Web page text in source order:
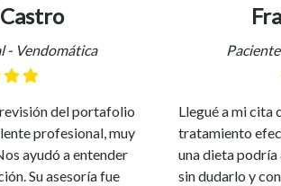
- Vendomática
del portafolio
profesional, muy
ayudó a entender
Su asesoría fue
Llegué a mi cita
tratamiento
una dieta
sin dudarlo y